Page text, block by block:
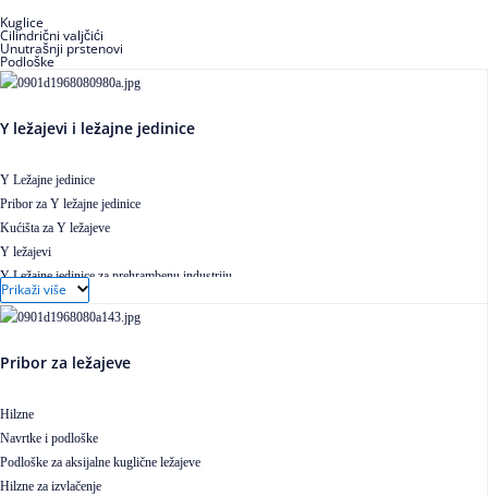
Kuglice
Cilindrični valjčići
Unutrašnji prstenovi
Podloške
Y ležajevi i ležajne jedinice
Y Ležajne jedinice
Pribor za Y ležajne jedinice
Kućišta za Y ležajeve
Y ležajevi
Y Ležajne jedinice za prehrambenu industriju
Ležajne jedinice sa valjkastim ležajevima
Prikaži više
Pribor za ležajeve
Hilzne
Navrtke i podloške
Podloške za aksijalne kuglične ležajeve
Hilzne za izvlačenje